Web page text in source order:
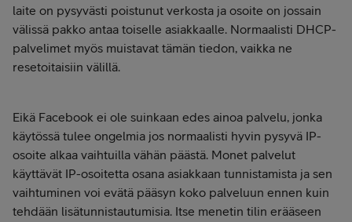
laite on pysyvästi poistunut verkosta ja osoite on jossain
välissä pakko antaa toiselle asiakkaalle. Normaalisti DHCP-
palvelimet myös muistavat tämän tiedon, vaikka ne
resetoitaisiin välillä.
Eikä Facebook ei ole suinkaan edes ainoa palvelu, jonka
käytössä tulee ongelmia jos normaalisti hyvin pysyvä IP-
osoite alkaa vaihtuilla vähän päästä. Monet palvelut
käyttävät IP-osoitetta osana asiakkaan tunnistamista ja sen
vaihtuminen voi evätä pääsyn koko palveluun ennen kuin
tehdään lisätunnistautumisia. Itse menetin tilin erääseen